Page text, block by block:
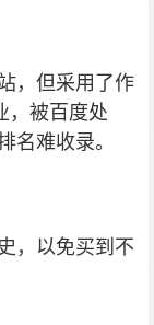
，但采用了作
，被百度处
名难收录。
，以免买到不